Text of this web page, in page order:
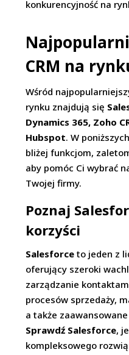
konkurencyjność na
CRM na
Wśród
rynku znajdują się
Dynamics 365, Zoho
Hubspot. W
bliżej funkcjom,
aby pomóc Ci wybrać
Twojej firmy.
Poznaj
korzyści
Salesforce to jeden z
oferujący szeroki
zarządzanie
procesów sprzedaży,
a także
Sprawdź Salesforce,
kompleksowego